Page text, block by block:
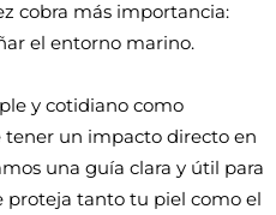
cobra más importancia:
el entorno marino.
y cotidiano como
tener un impacto directo en
una guía clara y útil para
proteja tanto tu piel como el